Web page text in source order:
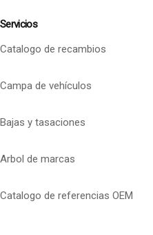
Servicios
Catalogo de recambios
Campa de vehículos
Bajas y tasaciones
Arbol de marcas
Catalogo de referencias OEM